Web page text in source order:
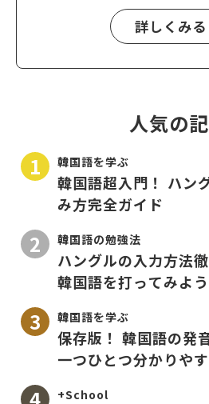
詳しくみる
人気の
韓国語を学ぶ
韓国語超入門！ ハン
み方完全ガイド
韓国語の勉強法
ハングルの入力方法
韓国語を打ってみよう
韓国語を学ぶ
保存版！ 韓国語の発
一つひとつ分かりや
+School